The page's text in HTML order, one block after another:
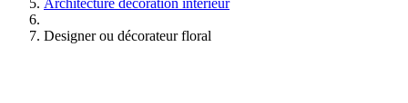
Designer ou décorateur floral